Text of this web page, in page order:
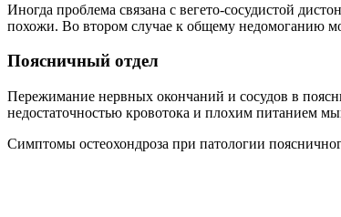
Иногда проблема связана с вегето-сосудистой
похожи. Во втором случае к общему недомоганию
Поясничный отдел
Пережимание нервных окончаний и сосудов в
недостаточностью кровотока и плохим питанием
Симптомы остеохондроза при патологии